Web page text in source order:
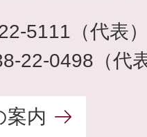
5111（代表
22-0498（代
案内